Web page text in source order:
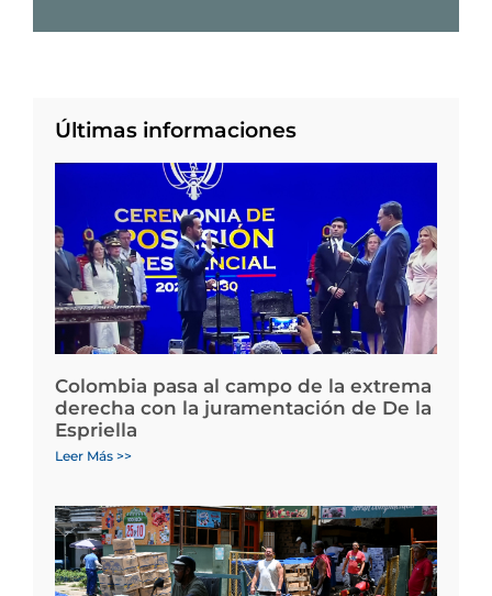
Últimas informaciones
Colombia pasa al campo de la extrema
derecha con la juramentación de De la
Espriella
Leer Más >>